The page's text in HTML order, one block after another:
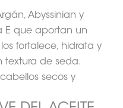
Abyssinian y
E que aportan un
fortalece, hidrata y
textura de seda.
secos y